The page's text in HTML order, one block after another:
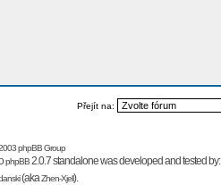
Přejít na:
phpBB Group
phpBB2.0.7 standalone was developed and tested by:
(akaZhen-Xjell).